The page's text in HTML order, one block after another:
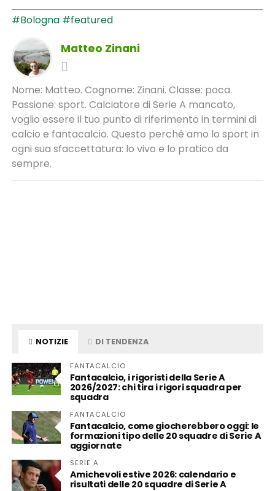
#Bologna #featured
Matteo Zinani
Nome: Matteo. Cognome: Zinani. Classe: poca.
Passione: sport. Calciatore di Serie A mancato,
voglio essere il tuo punto di riferimento in termini di
calcio e fantacalcio. Questo perché amo lo sport in
ogni sua sfaccettatura: lo vivo e lo pratico da
sempre.
NOTIZIE DI TENDENZA
FANTACALCIO
Fantacalcio, i rigoristi della Serie A
2026/2027: chi tira i rigori squadra per
squadra
FANTACALCIO
Fantacalcio, come giocherebbero oggi: le
formazioni tipo delle 20 squadre di Serie A
aggiornate
SERIE A
Amichevoli estive 2026: calendario e
risultati delle 20 squadre di Serie A